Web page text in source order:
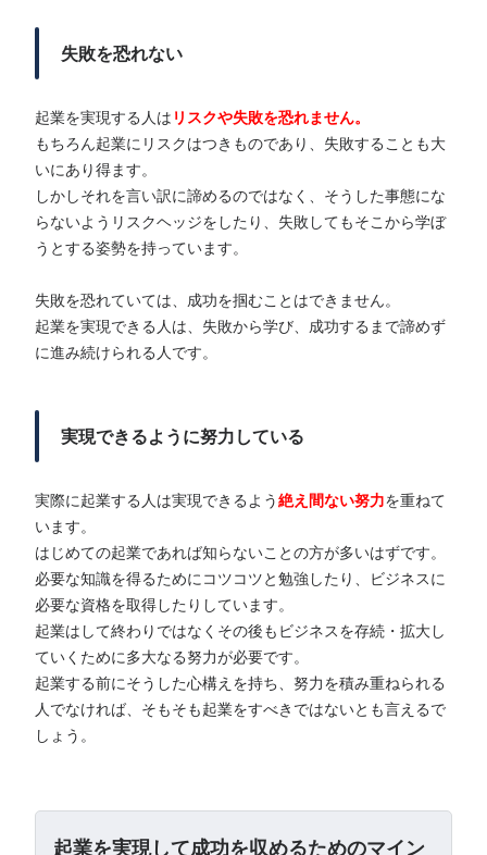
失敗を恐れない
起業を実現する人は リスクや失敗を恐れません。
もちろん起業にリスクはつきものであり、失敗することも大
いにあり得ます。
しかしそれを言い訳に諦めるのではなく、そうした事態にな
らないようリスクヘッジをしたり、失敗してもそこから学ぼ
うとする姿勢を持っています。
失敗を恐れていては、成功を掴むことはできません。
起業を実現できる人は、失敗から学び、成功するまで諦めず
に進み続けられる人です。
実現できるように努力している
実際に起業する人は実現できるよう 絶え間ない努力を重ねて
います。
はじめての起業であれば知らないことの方が多いはずです。
必要な知識を得るためにコツコツと勉強したり、ビジネスに
必要な資格を取得したりしています。
起業はして終わりではなくその後もビジネスを存続・拡大し
ていくために多大なる努力が必要です。
起業する前にそうした心構えを持ち、努力を積み重ねられる
人でなければ、そもそも起業をすべきではないとも言えるで
しょう。
起業を実現して成功を収めるためのマイン